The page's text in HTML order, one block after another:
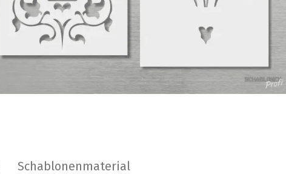
Schablonenmaterial